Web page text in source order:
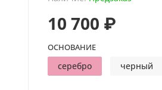
10 700 ₽
ОСНОВАНИЕ
серебро черный